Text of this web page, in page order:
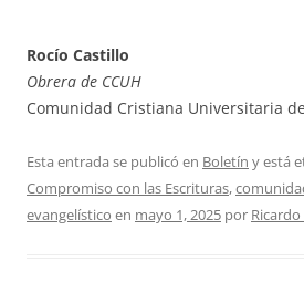
Rocío Castillo
Obrera de CCUH
Comunidad Cristiana Universitaria
Esta entrada se publicó en Boletín y está
Compromiso con las Escrituras,
evangelístico en mayo 1, 2025 por